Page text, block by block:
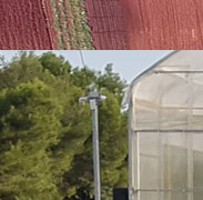
“ provodi se u sklopu
za poljoprivredu i
istraživanja
iz prerade maslina
trajanje aktualnih
metoda
tvari, u svježem stanju